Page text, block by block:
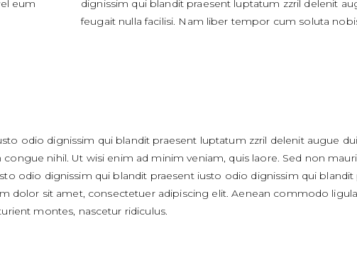
eum
dignissim qui blandit praesent luptatum zzril delenit
feugait nulla facilisi. Nam liber tempor cum soluta
odio dignissim qui blandit praesent luptatum zzril delenit augue
nihil. Ut wisi enim ad minim veniam, quis laore. Sed non
odio dignissim qui blandit praesent iusto odio dignissim qui
dolor sit amet, consectetuer adipiscing elit. Aenean commodo
montes, nascetur ridiculus.